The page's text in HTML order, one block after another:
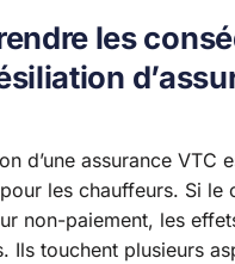
les
d’une assurance VTC
les chauffeurs. Si le
non-paiement, les
Ils touchent plusieurs